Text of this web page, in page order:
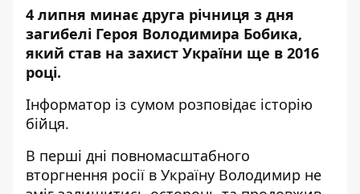
4 липня минає друга річниця з дня
загибелі Героя Володимира Бобика,
який став на захист України ще в 2016
році.
Інформатор із сумом розповідає історію
бійця.
В перші дні повномасштабного
вторгнення росії в Україну Володимир не